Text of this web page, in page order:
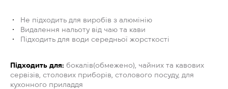
Не підходить для виробів з алюмінію
Видалення нальоту від чаю та кави
Підходить для води середньої жорсткості
Підходить для: бокалів(обмежено), чайних та кавових
сервізів, столових приборів, столового посуду, для
кухонного приладдя